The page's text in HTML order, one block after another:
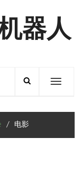
器人
Toggle
navigation
电影